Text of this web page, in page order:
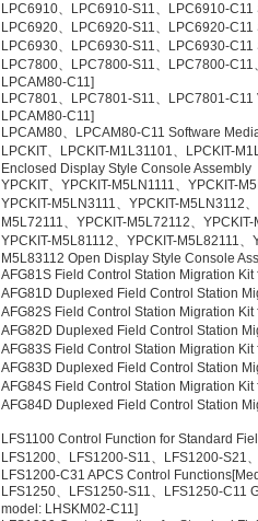
LPC6910、LPC6910-S11、LPC6910-
LPC6920、LPC6920-S11、LPC6920-
LPC6930、LPC6930-S11、LPC6930-
LPC7800、LPC7800-S11、LPC7800-
LPCAM80-C11]
LPC7801、LPC7801-S11、LPC7801-
LPCAM80-C11]
LPCAM80、LPCAM80-C11 Software
LPCKIT、LPCKIT-M1L31101、LPCKIT-
Enclosed Display Style Console Assembly
YPCKIT、YPCKIT-M5LN1111、YPCKIT-
YPCKIT-M5LN3111、YPCKIT-M5LN3112
M5L72111、YPCKIT-M5L72112、
YPCKIT-M5L81112、YPCKIT-M5L82111
M5L83112 Open Display Style Console
AFG81S Field Control Station Migration Kit
AFG81D Duplexed Field Control Station
AFG82S Field Control Station Migration Kit
AFG82D Duplexed Field Control Station
AFG83S Field Control Station Migration Kit
AFG83D Duplexed Field Control Station
AFG84S Field Control Station Migration Kit
AFG84D Duplexed Field Control Station
LFS1100 Control Function for Standard
LFS1200、LFS1200-S11、LFS1200-S21
LFS1200-C31 APCS Control
LFS1250、LFS1250-S11、LFS1250-C11
model: LHSKM02-C11]